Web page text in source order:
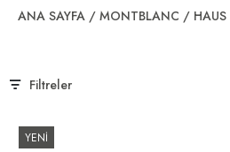
ANA SAYFA / MONTBLANC / HAUS
Filtreler
YENİ